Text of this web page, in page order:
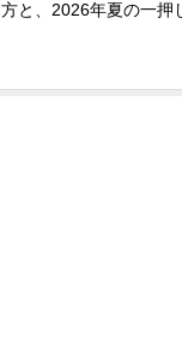
方と、2026年夏の一押